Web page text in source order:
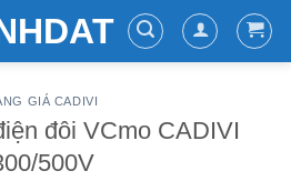
GIÁ CADIVI
đôi VCmo CADIVI
500V